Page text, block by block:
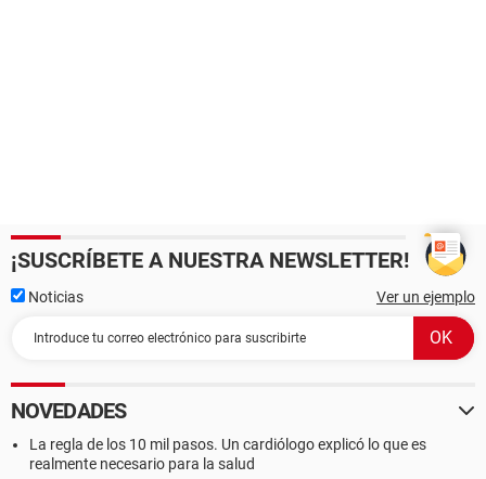
¡SUSCRÍBETE A NUESTRA NEWSLETTER!
Noticias Ver un ejemplo
NOVEDADES
La regla de los 10 mil pasos. Un cardiólogo explicó lo que es
realmente necesario para la salud